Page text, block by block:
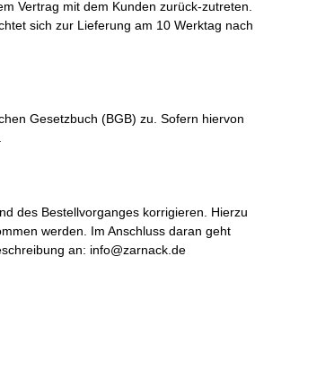
Vertrag mit dem Kunden zurück-zutreten.
sich zur Lieferung am 10 Werktag nach
Gesetzbuch (BGB) zu. Sofern hiervon
des Bestellvorganges korrigieren. Hierzu
werden. Im Anschluss daran geht
an: info@zarnack.de